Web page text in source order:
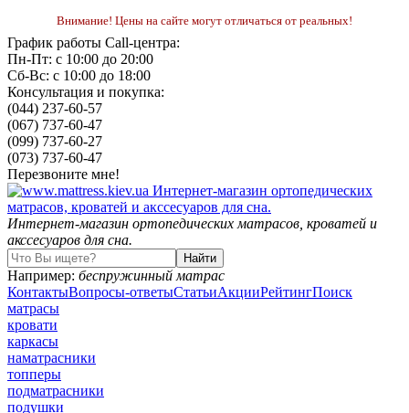
Внимание! Цены на сайте могут отличаться от реальных!
График работы Call-центра:
Пн-Пт: с 10:00 до 20:00
Сб-Вс: с 10:00 до 18:00
Консультация и покупка:
(044) 237-60-57
(067) 737-60-47
(099) 737-60-27
(073) 737-60-47
Перезвоните мне!
Интернет-магазин ортопедических матрасов, кроватей и
акссесуаров для сна.
Например: беспружинный матрас
КонтактыВопросы-ответыСтатьиАкцииРейтингПоиск
матрасы
кровати
каркасы
наматрасники
топперы
подматрасники
подушки